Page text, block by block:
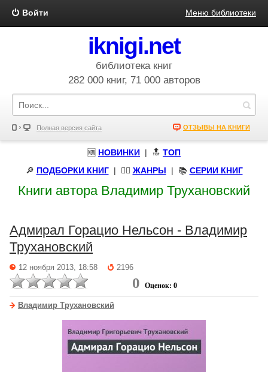
Войти Меню библиотеки
iknigi.net
библиотека книг
282 000 книг, 71 000 авторов
Полная версия сайта ОТЗЫВЫ НА КНИГИ
🆕 НОВИНКИ | 🔝 ТОП
🔎 ПОДБОРКИ КНИГ| 🧝‍♀️ ЖАНРЫ | 📚 СЕРИИ КНИГ
Книги автора Владимир Трухановский
Адмирал Горацио Нельсон - Владимир
Трухановский
12 ноября 2013, 18:58 2196
0 Оценок: 0
Владимир Трухановский